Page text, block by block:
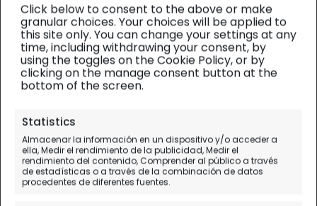
Click below to consent to the above or make
granular choices. Your choices will be applied to
this site only. You can change your settings at any
time, including withdrawing your consent, by
using the toggles on the Cookie Policy, or by
clicking on the manage consent button at the
bottom of the screen.
Statistics
Almacenar la información en un dispositivo y/o acceder a
ella, Medir el rendimiento de la publicidad, Medir el
rendimiento del contenido, Comprender al público a través
de estadísticas o a través de la combinación de datos
procedentes de diferentes fuentes.
Xining, puerta de entrada al
Tibet (y Monasterio
Kumbum)